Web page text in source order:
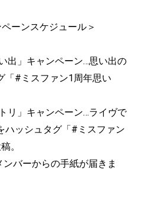
ーンスケジュール＞
出」キャンペーン…思い出の
「#ミスファン1周年思い
リ」キャンペーン…ライヴで
ハッシュタグ「#ミスファン
。
バーからの手紙が届きま